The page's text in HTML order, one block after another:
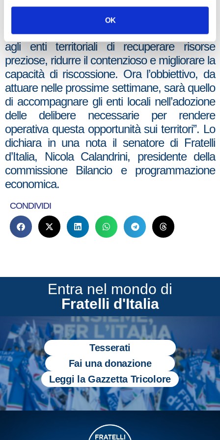
OK
La misura permetterà ai cittadini di
regolarizzare la propria posizione con
condizioni agevolate e, allo stesso tempo,
agli enti territoriali di recuperare risorse
preziose, ridurre il contenzioso e migliorare la
capacità di riscossione. Ora l’obbiettivo, da
attuare nelle prossime settimane, sarà quello
di accompagnare gli enti locali nell’adozione
delle delibere necessarie per rendere
operativa questa opportunità sui territori”. Lo
dichiara in una nota il senatore di Fratelli
d’Italia, Nicola Calandrini, presidente della
commissione Bilancio e programmazione
economica.
CONDIVIDI
Entra nel mondo di
Fratelli d'Italia
Tesserati
Fai una donazione
Leggi la Gazzetta Tricolore